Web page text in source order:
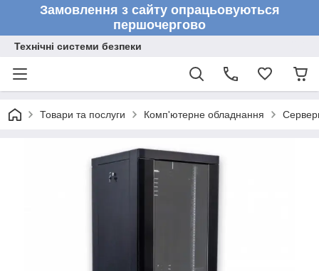
Замовлення з сайту опрацьовуються
першочергово
Технічні системи безпеки
Товари та послуги Комп'ютерне обладнання